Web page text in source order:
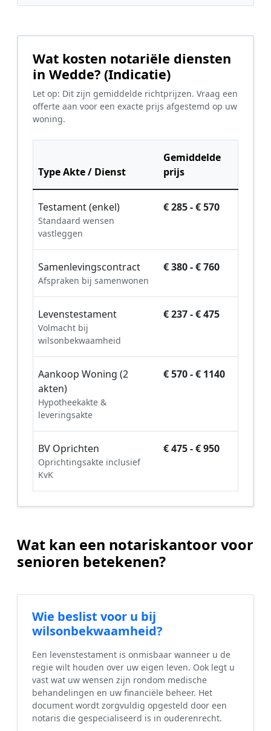
Wat kosten notariële diensten
in Wedde? (Indicatie)
Let op: Dit zijn gemiddelde richtprijzen. Vraag een
offerte aan voor een exacte prijs afgestemd op uw
woning.
Type Akte / Dienst
Gemiddelde
prijs
Testament (enkel)
Standaard wensen
vastleggen
€ 285 - € 570
Samenlevingscontract
Afspraken bij samenwonen
€ 380 - € 760
Levenstestament
Volmacht bij
wilsonbekwaamheid
€ 237 - € 475
Aankoop Woning (2
akten)
Hypotheekakte &
leveringsakte
€ 570 - € 1140
BV Oprichten
Oprichtingsakte inclusief
KvK
€ 475 - € 950
Wat kan een notariskantoor voor
senioren betekenen?
Wie beslist voor u bij
wilsonbekwaamheid?
Een levenstestament is onmisbaar wanneer u de
regie wilt houden over uw eigen leven. Ook legt u
vast wat uw wensen zijn rondom medische
behandelingen en uw financiële beheer. Het
document wordt zorgvuldig opgesteld door een
notaris die gespecialiseerd is in ouderenrecht.